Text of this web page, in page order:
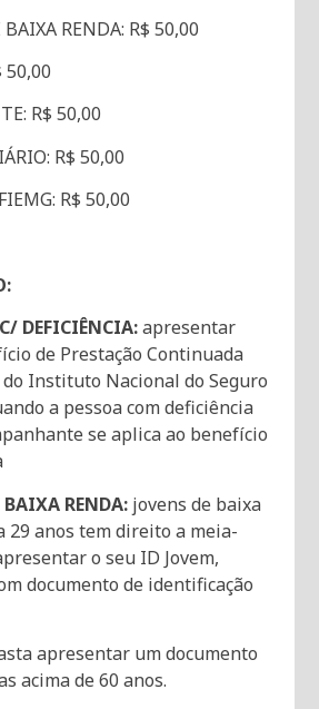
RENDA: R$ 50,00
50,00
R$ 50,00
R$ 50,00
R$ 50,00
DEFICIÊNCIA:apresentar
de Prestação Continuada
do Instituto Nacional do Seguro
a pessoa com deficiência
se aplica ao benefício
BAIXA RENDA: jovens de baixa
29 anos tem direito a meia-
o seu ID Jovem,
documento de identificação
apresentar um documento
acima de 60 anos.